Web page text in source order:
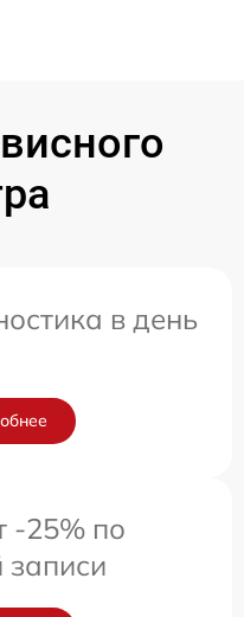
в день
-25% по
записи